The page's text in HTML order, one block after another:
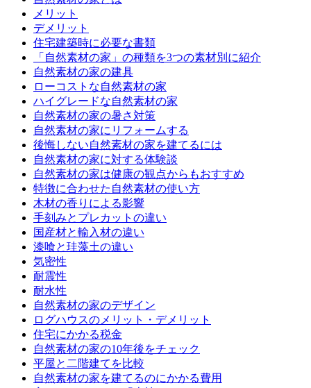
メリット
デメリット
住宅建築時に必要な書類
「自然素材の家」の種類を3つの素材別に紹介
自然素材の家の建具
ローコストな自然素材の家
ハイグレードな自然素材の家
自然素材の家の暑さ対策
自然素材の家にリフォームする
後悔しない自然素材の家を建てるには
自然素材の家に対する体験談
自然素材の家は健康の観点からもおすすめ
特徴に合わせた自然素材の使い方
木材の香りによる影響
手刻みとプレカットの違い
国産材と輸入材の違い
漆喰と珪藻土の違い
気密性
耐震性
耐水性
自然素材の家のデザイン
ログハウスのメリット・デメリット
住宅にかかる税金
自然素材の家の10年後をチェック
平屋と二階建てを比較
自然素材の家を建てるのにかかる費用